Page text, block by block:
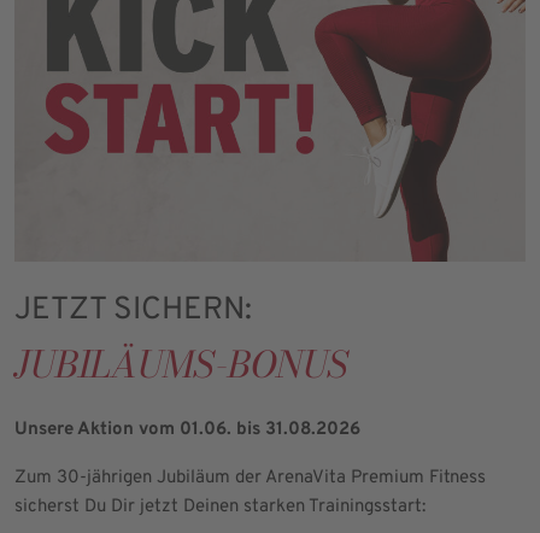
JETZT SICHERN:
JUBILÄUMS-BONUS
Unsere Aktion vom 01.06. bis 31.08.2026
Zum 30-jährigen Jubiläum der ArenaVita Premium Fitness
sicherst Du Dir jetzt Deinen starken Trainingsstart: